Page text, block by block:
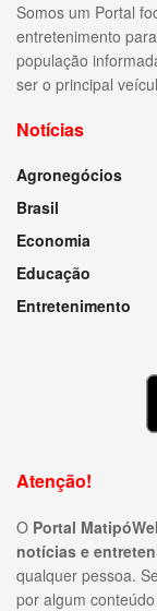
Somos um Portal
entretenimento
população
ser o principal
Notícias
Agronegócios
Brasil
Economia
Educação
Entretenimento
Atenção!
O Portal
notícias e
qualquer pessoa.
por algum